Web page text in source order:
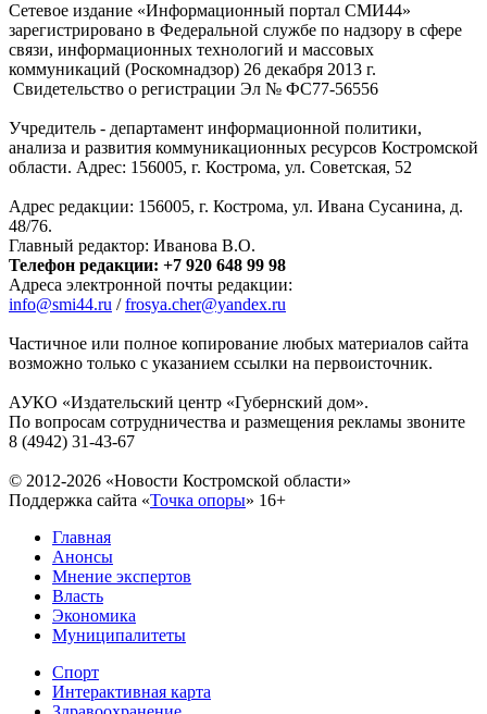
Сетевое издание «Информационный портал СМИ44»
зарегистрировано в Федеральной службе по надзору в сфере
связи, информационных технологий и массовых
коммуникаций (Роскомнадзор) 26 декабря 2013 г.
Свидетельство о регистрации Эл № ФC77-56556
Учредитель - департамент информационной политики,
анализа и развития коммуникационных ресурсов Костромской
области. Адрес: 156005, г. Кострома, ул. Советская, 52
Адрес редакции: 156005, г. Кострома, ул. Ивана Сусанина, д.
48/76.
Главный редактор: Иванова В.О.
Телефон редакции: +7 920 648 99 98
Адреса электронной почты редакции:
info@smi44.ru /frosya.cher@yandex.ru
Частичное или полное копирование любых материалов сайта
возможно только с указанием ссылки на первоисточник.
АУКО «Издательский центр «Губернский дом».
По вопросам сотрудничества и размещения рекламы звоните
8 (4942) 31-43-67
© 2012-2026 «Новости Костромской области»
Поддержка сайта «Точка опоры» 16+
Главная
Анонсы
Мнение экспертов
Власть
Экономика
Муниципалитеты
Спорт
Интерактивная карта